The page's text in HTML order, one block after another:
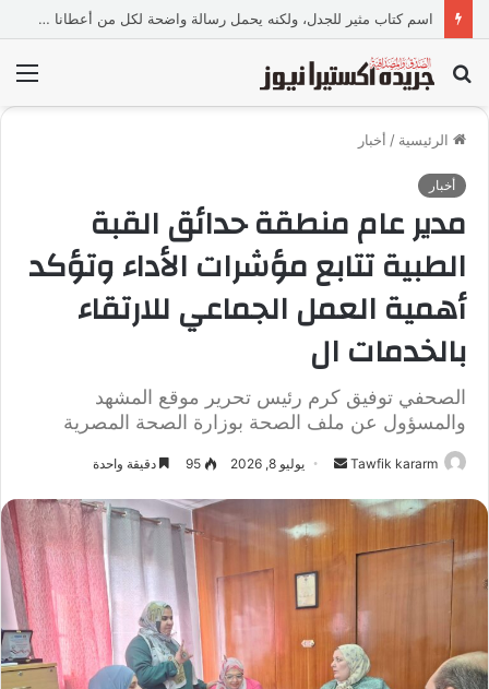
لماذا يهرب الإنسان إلى الفن عندما تعجزه الكلمات؟
بحث
عن
الرئيسية / أخبار
أخبار
مدير عام منطقة حدائق القبة
الطبية تتابع مؤشرات الأداء وتؤكد
أهمية العمل الجماعي للارتقاء
بالخدمات ال
الصحفي توفيق كرم رئيس تحرير موقع المشهد
والمسؤول عن ملف الصحة بوزارة الصحة المصرية
Tawfik kararm
ل
ي
ا
يوليو 8, 2026 95 دقيقة واحدة